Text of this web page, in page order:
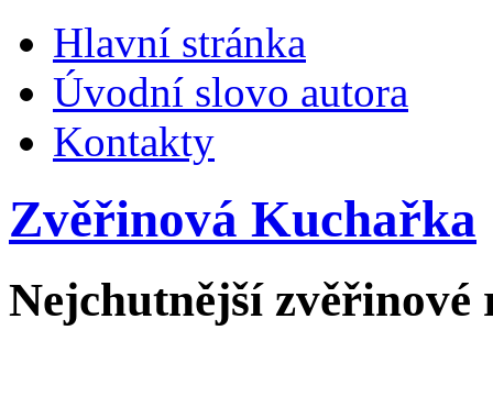
Hlavní stránka
Úvodní slovo autora
Kontakty
Zvěřinová Kuchařka
Nejchutnější zvěřinové